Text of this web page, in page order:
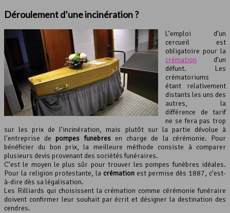
Déroulement d’une incinération ?
L’emploi d’un
cercueil est
obligatoire pour la
crémation d’un
défunt. Les
crématoriums
étant relativement
distants les uns des
autres, la
différence de tarif
ne se fera pas trop
sur les prix de l’incinération, mais plutôt sur la partie dévolue à
l’entreprise de pompes funèbresen charge de la cérémonie. Pour
bénéficier du bon prix, la meilleure méthode consiste à comparer
plusieurs devis provenant des sociétés funéraires.
C’est le moyen le plus sûr pour trouver les pompes funèbres idéales.
Pour la religion protestante, la crémation est permise dès 1887, c’est-
à-dire dès sa légalisation.
Les Rilliards qui choisissent la crémation comme cérémonie funéraire
doivent confirmer leur souhait par écrit et désigner la destination des
cendres.